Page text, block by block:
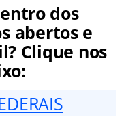
dos
abertos e
Clique nos